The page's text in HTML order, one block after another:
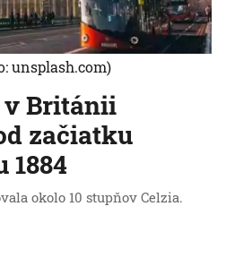
v Británii
začiatku
okolo 10 stupňov Celzia.
unsplash.com)